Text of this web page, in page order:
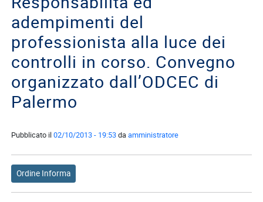
Consiglio
di
Disciplina
Contatti
Commissioni
Referenti
I
del
Lavoro
adempimenti del
professionista alla luce dei
controlli in corso. Convegno
organizzato dall’ODCEC di
Palermo
Pubblicato il02/10/2013 - 19:53daamministratore
Ordine Informa